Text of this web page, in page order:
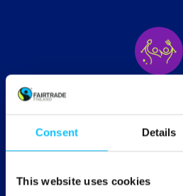
Consent Details
This website uses cookies
Lähes 2